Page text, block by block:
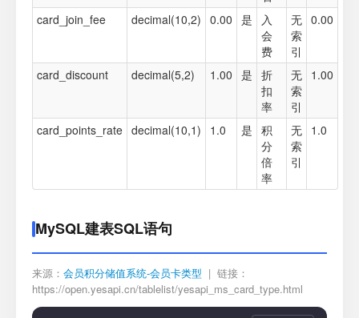
card_join_fee decimal(10,2) 0.00 是
入
会
费
无
索
引
0.00
card_discount decimal(5,2) 1.00 是 折
扣
率
无
索
引
1.00
card_points_rate decimal(10,1) 1.0 是 积
分
倍
率
无
索
引
1.0
MySQL建表SQL语句
来源： 会员积分储值系统-会员卡类型 | 链接：
https://open.yesapi.cn/tablelist/yesapi_ms_card_type.html